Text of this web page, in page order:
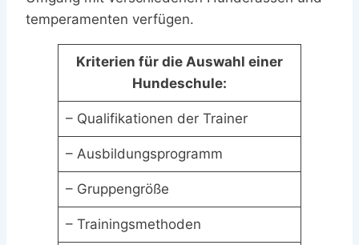
temperamenten verfügen.
Kriterien für die Auswahl einer
Hundeschule:
– Qualifikationen der Trainer
– Ausbildungsprogramm
– Gruppengröße
– Trainingsmethoden